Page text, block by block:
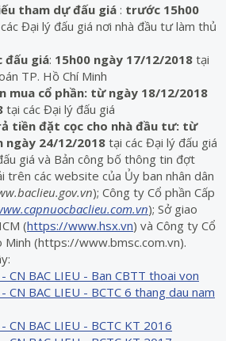
tham dự đấu giá : trước 15h00
Đại lý đấu giá nơi nhà đầu tư làm thủ
đấu giá: 15h00 ngày 17/12/2018 tại
TP. Hồ Chí Minh
mua cổ phần: từ ngày 18/12/2018
tại các Đại lý đấu giá
tiền đặt cọc cho nhà đầu tư: từ
ngày 24/12/2018 tại các Đại lý đấu giá
giá và Bản công bố thông tin đợt
trên các website của Ủy ban nhân dân
); Công ty Cổ phần Cấp
); Sở giao
(https://www.hsx.vn) và Công ty Cổ
Minh (https://www.bmsc.com.vn).
BAC LIEU - Ban CBTT thoai von
BAC LIEU - BCTC 6 thang dau nam
BAC LIEU - BCTC KT 2016